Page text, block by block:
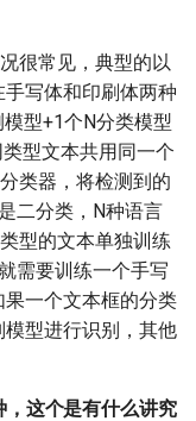
很常见，典型的以
写体和印刷体两种
型+1个N分类模型
型文本共用同一个
类器，将检测到的
二分类，N种语言
型的文本单独训练
需要训练一个手写
一个文本框的分类
型进行识别，其他
，这个是有什么讲究